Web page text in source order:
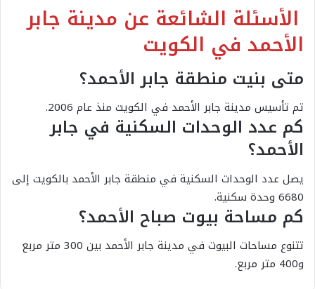
الأسئلة الشائعة عن مدينة جابر
الأحمد في الكويت
متى بنيت منطقة جابر الأحمد؟
تم تأسيس مدينة جابر الأحمد في الكويت منذ عام 2006.
كم عدد الوحدات السكنية في جابر
الأحمد؟
يصل عدد الوحدات السكنية في منطقة جابر الأحمد بالكويت إلى
6680 وحدة سكنية.
كم مساحة بيوت صباح الأحمد؟
تتنوع مساحات البيوت في مدينة جابر الأحمد بين 300 متر مربع
و400 متر مربع.